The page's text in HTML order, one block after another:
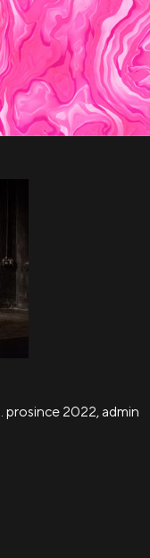
prosince 2022, admin